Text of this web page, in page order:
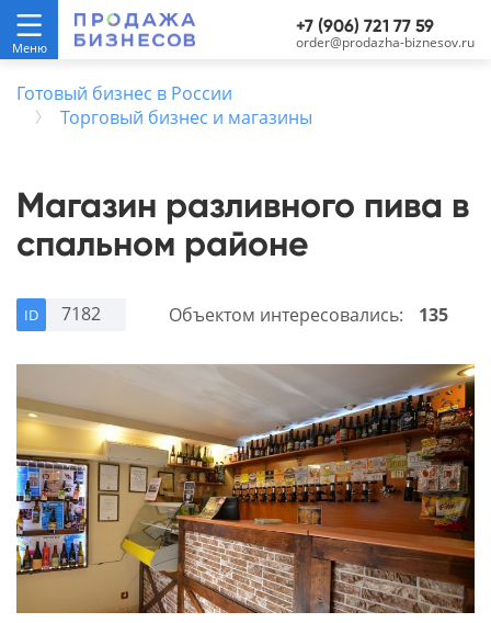
+7 (906) 721 77 59
order@prodazha-biznesov.ru
Готовый бизнес в России
Торговый бизнес и магазины
Магазин разливного пива в
спальном районе
ID 7182 Объектом интересовались: 135